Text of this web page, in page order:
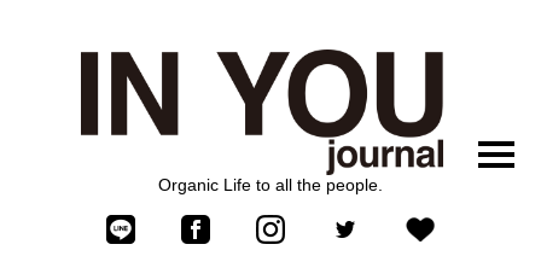
Organic Life to all the people.